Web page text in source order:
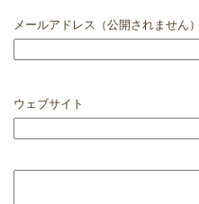
メールアドレス（公開されません）
ウェブサイト